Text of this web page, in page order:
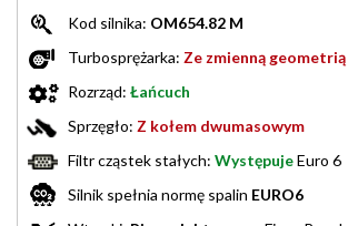
Kod silnika: OM654.82 M
Turbosprężarka: Ze zmienną geometrią
Rozrząd: Łańcuch
Sprzęgło: Z kołem dwumasowym
Filtr cząstek stałych: WystępujeEuro 6
Silnik spełnia normę spalin EURO6